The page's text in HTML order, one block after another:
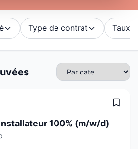
Type de contrat Taux
100% (m/w/d)